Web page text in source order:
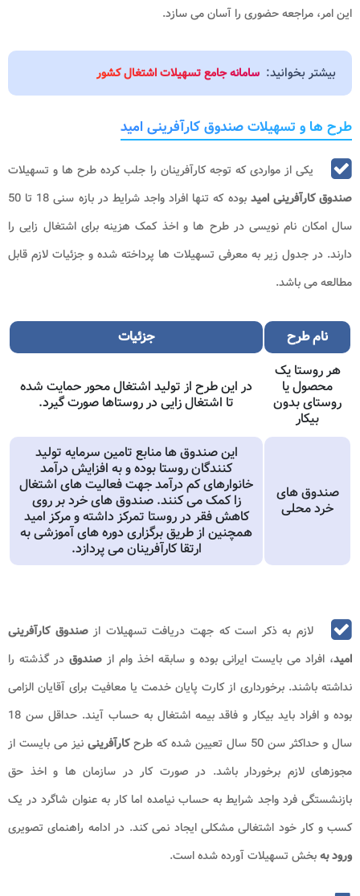
این امر، مراجعه حضوری را آسان می سازد.
بیشتر بخوانید: سامانه جامع تسهیلات اشتغال کشور
طرح ها و تسهیلات صندوق کارآفرینی امید
یکی از مواردی که توجه کارآفرینان را جلب کرده طرح ها و تسهیلات
صندوق کارآفرینی امید
بوده که تنها افراد واجد شرایط در بازه سنی 18 تا 50
سال امکان نام نویسی در طرح ها و اخذ کمک هزینه برای اشتغال زایی را
دارند. در جدول زیر به معرفی تسهیلات ها پرداخته شده و جزئیات لازم قابل
مطالعه می باشد.
نام طرح
جزئیات
هر روستا یک
محصول یا
روستای بدون
بیکار
در این طرح از تولید اشتغال محور حمایت شده
تا اشتغال زایی در روستاها صورت گیرد.
صندوق های
خرد محلی
این صندوق ها منابع تامین سرمایه تولید
کنندگان روستا بوده و به افزایش درآمد
خانوارهای کم درآمد جهت فعالیت های اشتغال
زا کمک می کنند. صندوق های خرد بر روی
کاهش فقر در روستا تمرکز داشته و مرکز امید
همچنین از طریق برگزاری دوره های آموزشی به
ارتقا کارآفرینان می پردازد.
لازم به ذکر است که جهت دریافت تسهیلات ازصندوق کارآفرینی
امید، افراد می بایست ایرانی بوده و سابقه اخذ وام از صندوق در گذشته را
نداشته باشند. برخورداری از کارت پایان خدمت یا معافیت برای آقایان الزامی
بوده و افراد باید بیکار و فاقد بیمه اشتغال به حساب آیند. حداقل سن 18
سال و حداکثر سن 50 سال تعیین شده که طرح
کارآفرینی نیز می بایست از
مجوزهای لازم برخوردار باشد. در صورت کار در سازمان ها و اخذ حق
بازنشستگی فرد واجد شرایط به حساب نیامده اما کار به عنوان شاگرد در یک
کسب و کار خود اشتغالی مشکلی ایجاد نمی کند. در ادامه راهنمای تصویری
ورود بهبخش تسهیلات آورده شده است.